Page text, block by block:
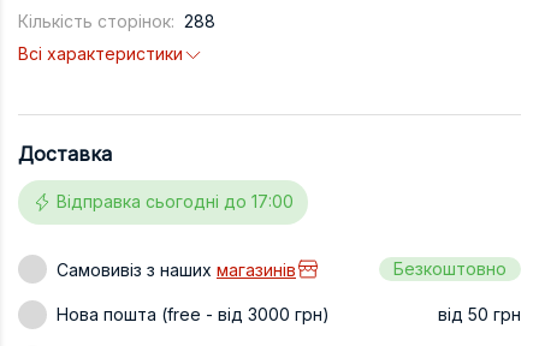
Дизайн
Кількість сторінок: 288
Всі характеристики
Доставка
Відправка сьогодні до 17:00
Самовивіз з наших магазинів Безкоштовно
Нова пошта (free - від 3000 грн) від 50 грн